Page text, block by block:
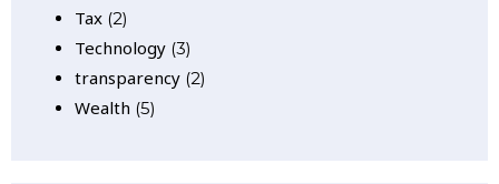
Tax (2)
Technology (3)
transparency (2)
Wealth (5)